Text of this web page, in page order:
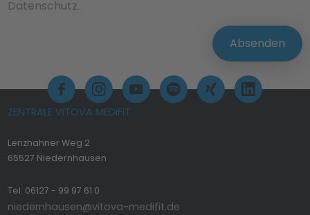
Datenschutz.
Absenden
ZENTRALE VITOVA MEDIFIT
Lenzhahner Weg 2
65527 Niedernhausen
Tel. 06127 - 99 97 61 0
niedernhausen@vitova-medifit.de